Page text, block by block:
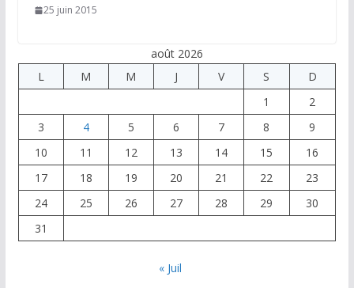
25 juin 2015
août 2026
L
M M J V S
D
1
2
3
4 5 6 7 8
9
10
11 12 13 14 15
16
17
18 19 20 21 22
23
24
25 26 27 28 29
30
31
« Juil